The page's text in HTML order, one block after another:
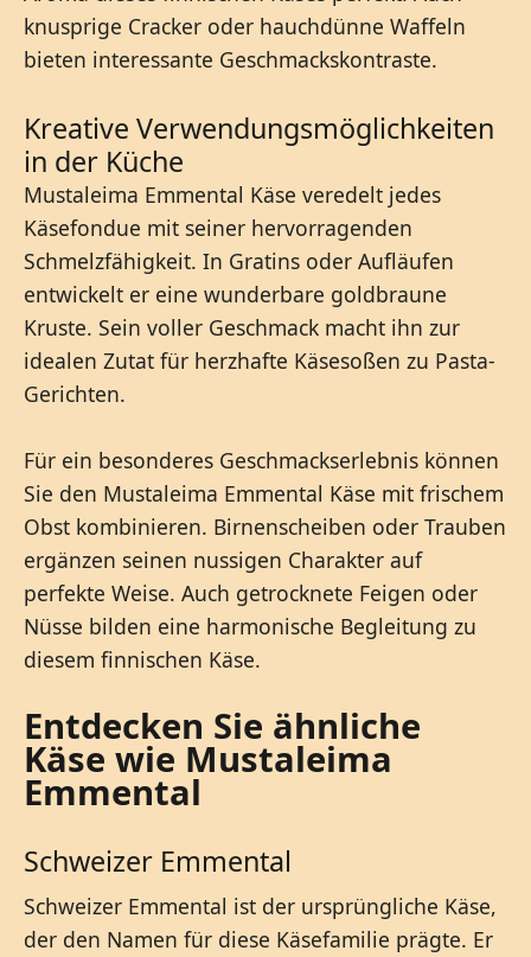
knusprige Cracker oder hauchdünne Waffeln
bieten interessante Geschmackskontraste.
Kreative Verwendungsmöglichkeiten
in der Küche
Mustaleima Emmental Käse veredelt jedes
Käsefondue mit seiner hervorragenden
Schmelzfähigkeit. In Gratins oder Aufläufen
entwickelt er eine wunderbare goldbraune
Kruste. Sein voller Geschmack macht ihn zur
idealen Zutat für herzhafte Käsesoßen zu Pasta-
Gerichten.
Für ein besonderes Geschmackserlebnis können
Sie den Mustaleima Emmental Käse mit frischem
Obst kombinieren. Birnenscheiben oder Trauben
ergänzen seinen nussigen Charakter auf
perfekte Weise. Auch getrocknete Feigen oder
Nüsse bilden eine harmonische Begleitung zu
diesem finnischen Käse.
Entdecken Sie ähnliche
Käse wie Mustaleima
Emmental
Schweizer Emmental
Schweizer Emmental ist der ursprüngliche Käse,
der den Namen für diese Käsefamilie prägte. Er